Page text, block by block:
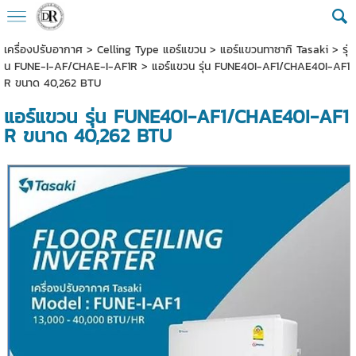
เครื่องปรับอากาศ> Celling Type แอร์แขวน > แอร์แขวนทาซากิ Tasaki > รุ่
น FUNE-I-AF/CHAE-I-AF1R > แอร์แขวน รุ่น FUNE40I-AF1/CHAE40I-AF1
R ขนาด 40,262 BTU
แอร์แขวน รุ่น FUNE40I-AF1/CHAE40I-AF1
R ขนาด 40,262 BTU